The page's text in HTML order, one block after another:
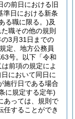
の前日における旧
準日における新条
る職に限る。)及
職その他の規則
3月31日までの
定、地方公務員
号。以下「令和
前項の規定によ
において同日に
施行日である場合
に規定する定年)
あっては、規則で
任することができ